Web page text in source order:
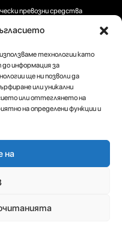
технологии като
до информация за
ще ни позволи да
или уникални
или оттеглянето на
на определени функции и
на
превозни средства
ни:
RECOM-TECH